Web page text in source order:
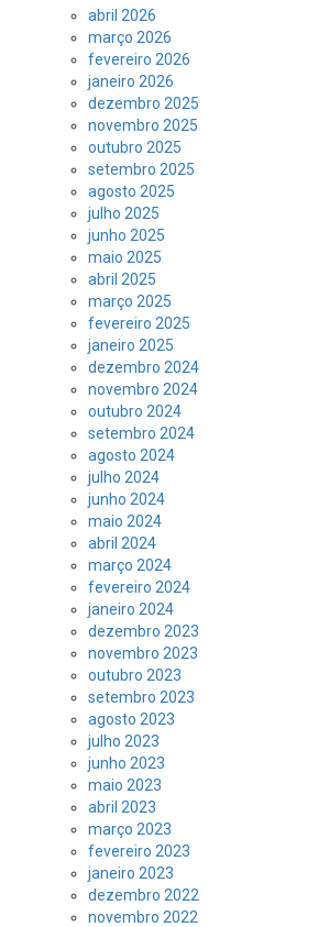
abril 2026
março 2026
fevereiro 2026
janeiro 2026
dezembro 2025
novembro 2025
outubro 2025
setembro 2025
agosto 2025
julho 2025
junho 2025
maio 2025
abril 2025
março 2025
fevereiro 2025
janeiro 2025
dezembro 2024
novembro 2024
outubro 2024
setembro 2024
agosto 2024
julho 2024
junho 2024
maio 2024
abril 2024
março 2024
fevereiro 2024
janeiro 2024
dezembro 2023
novembro 2023
outubro 2023
setembro 2023
agosto 2023
julho 2023
junho 2023
maio 2023
abril 2023
março 2023
fevereiro 2023
janeiro 2023
dezembro 2022
novembro 2022